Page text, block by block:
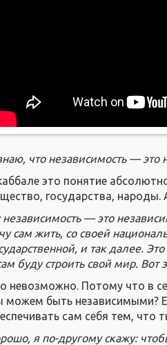
что независимость — это
это понятие
государства, народы.
независимость — это
сам жить, со своей
и так далее.
буду строить свой мир. Вот
невозможно. Потому что в
можем быть независимыми?
сам себя тем, что
я по-другому скажу: